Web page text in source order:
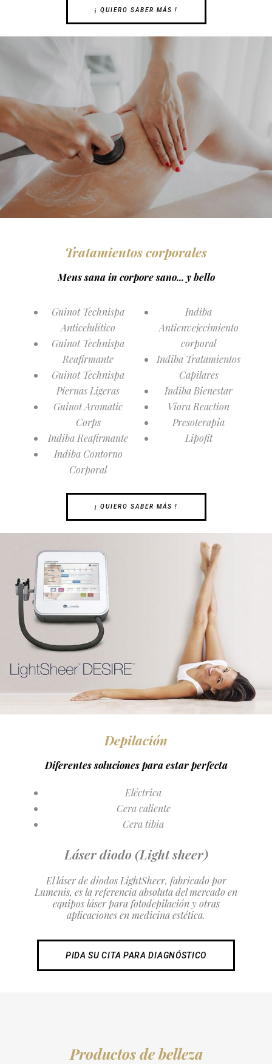
¡ QUIERO SABER MÁS !
Tratamientos corporales
Mens sana in corpore sano... y bello
Guinot Technispa
Anticelulítico
Guinot Technispa
Reafirmante
Guinot Technispa
Piernas Ligeras
Guinot Aromatic
Corps
Indiba Reafirmante
Indiba Contorno
Corporal
Indiba
Antienvejecimiento
corporal
Indiba Tratamientos
Capilares
Indiba Bienestar
Viora Reaction
Presoterapia
Lipofit
¡ QUIERO SABER MÁS !
Depilación
Diferentes soluciones para estar perfecta
Eléctrica
Cera caliente
Cera tibia
Láser diodo (Light sheer)
El láser de diodos LightSheer, fabricado por
Lumenis, es la referencia absoluta del mercado en
equipos láser para fotodepilación y otras
aplicaciones en medicina estética.
PIDA SU CITA PARA DIAGNÓSTICO
Productos de belleza